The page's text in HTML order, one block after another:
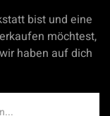
bist und eine
möchtest,
haben auf dich